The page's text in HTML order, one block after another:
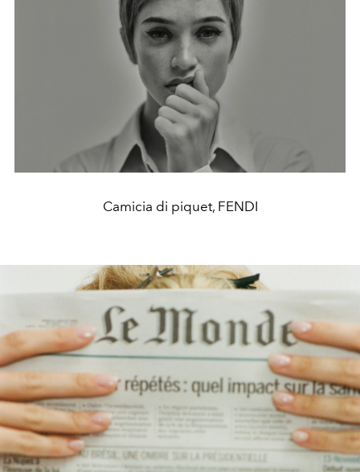
Camicia di piquet, FENDI